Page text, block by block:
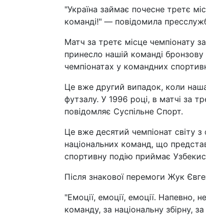
"Україна займає почесне третє
команді!" — повідомила
Матч за третє місце чемпіонату
принесло нашій команді
чемпіонатах у командних
Це вже другий випадок, коли наша
футзалу. У 1996 році, в матчі за
повідомляє Суспільне Спорт.
Це вже десятий чемпіонат світу
національних команд, що
спортивну подію приймає
Після знакової перемоги Жук
"Емоції, емоції, емоції. Напевно,
команду, за національну збірну,